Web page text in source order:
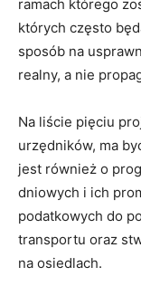
ramach którego
których często
sposób na
realny, a nie
Na liście pięciu
urzędników, ma
jest również o
dniowych i ich
podatkowych do
transportu oraz
na osiedlach.